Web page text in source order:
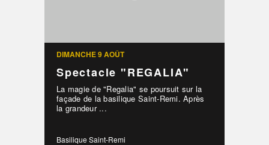
DIMANCHE 9 AOÛT
Spectacle "REGALIA"
La magie de "Regalia" se poursuit sur la
façade de la basilique Saint-Remi. Après
la grandeur ...
Basilique Saint-Remi